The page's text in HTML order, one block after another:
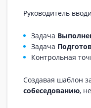
Руководитель
Задача
Задача
Контрольная
Создавая шаблон
собеседованию,